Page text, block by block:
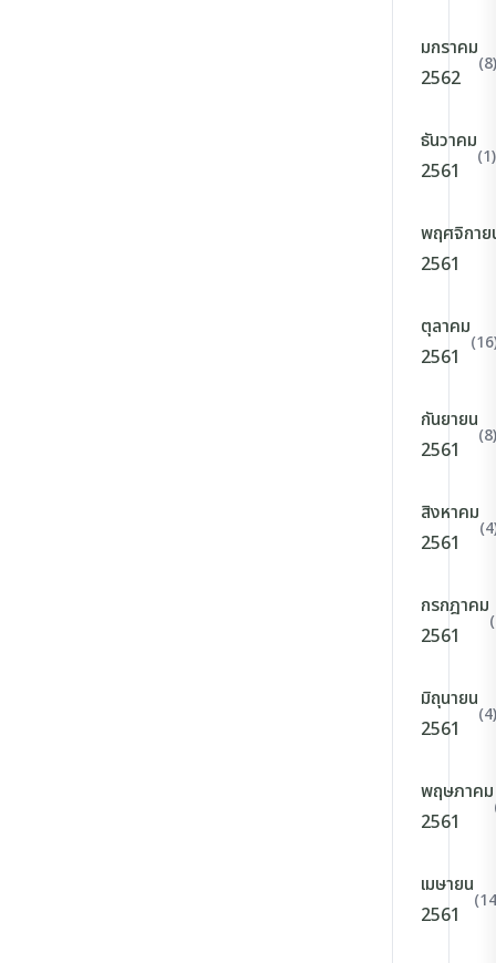
มกราคม
2562
(8)
ธันวาคม
2561
(1)
พฤศจิกาย
2561
ตุลาคม
2561
กันยายน
2561
(8)
สิงหาคม
2561
กรกฎาคม
2561
มิถุนายน
2561
(4)
พฤษภาคม
2561
เมษายน
2561